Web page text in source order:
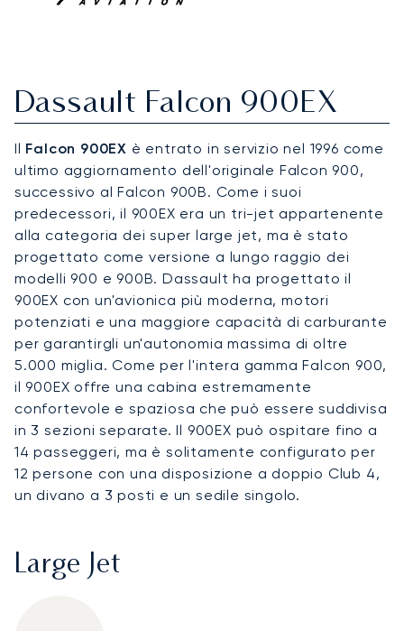
Dassault Falcon 900EX
Il Falcon 900EX è entrato in servizio nel 1996 come
ultimo aggiornamento dell'originale Falcon 900,
successivo al Falcon 900B. Come i suoi
predecessori, il 900EX era un tri-jet appartenente
alla categoria dei super large jet, ma è stato
progettato come versione a lungo raggio dei
modelli 900 e 900B. Dassault ha progettato il
900EX con un'avionica più moderna, motori
potenziati e una maggiore capacità di carburante
per garantirgli un'autonomia massima di oltre
5.000 miglia. Come per l'intera gamma Falcon 900,
il 900EX offre una cabina estremamente
confortevole e spaziosa che può essere suddivisa
in 3 sezioni separate. Il 900EX può ospitare fino a
14 passeggeri, ma è solitamente configurato per
12 persone con una disposizione a doppio Club 4,
un divano a 3 posti e un sedile singolo.
Large Jet